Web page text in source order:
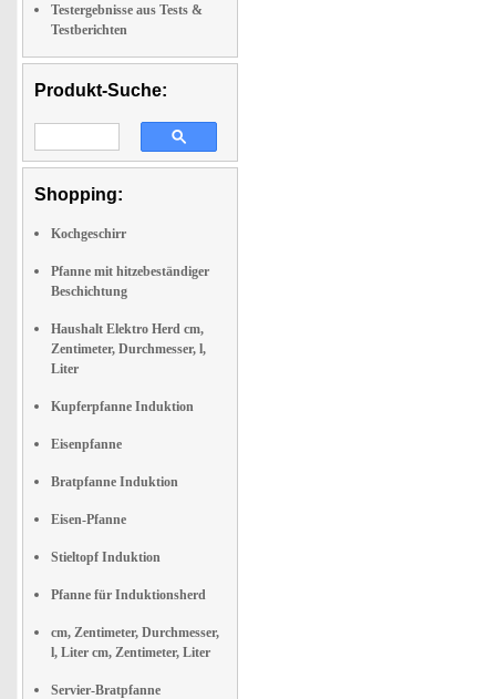
Testergebnisse aus Tests &
Testberichten
Produkt-Suche:
Shopping:
Kochgeschirr
Pfanne mit hitzebeständiger
Beschichtung
Haushalt Elektro Herd cm,
Zentimeter, Durchmesser, l,
Liter
Kupferpfanne Induktion
Eisenpfanne
Bratpfanne Induktion
Eisen-Pfanne
Stieltopf Induktion
Pfanne für Induktionsherd
cm, Zentimeter, Durchmesser,
l, Liter cm, Zentimeter, Liter
Servier-Bratpfanne